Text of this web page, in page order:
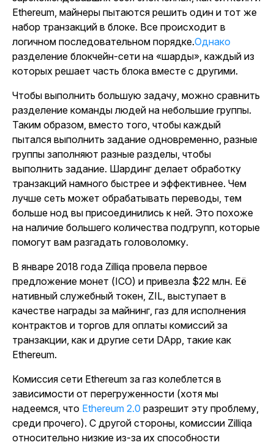
Ethereum, майнеры пытаются решить один и тот же
набор транзакций в блоке. Все происходит в
логичном последовательном порядке.Однако
разделение блокчейн-сети на «шарды», каждый из
которых решает часть блока вместе с другими.
Чтобы выполнить большую задачу, можно сравнить
разделение команды людей на небольшие группы.
Таким образом, вместо того, чтобы каждый
пытался выполнить задание одновременно, разные
группы заполняют разные разделы, чтобы
выполнить задание. Шардинг делает обработку
транзакций намного быстрее и эффективнее. Чем
лучше сеть может обрабатывать переводы, тем
больше нод вы присоединились к ней. Это похоже
на наличие большего количества подгрупп, которые
помогут вам разгадать головоломку.
В январе 2018 года Zilliqa провела первое
предложение монет (ICO) и привезла $22 млн. Её
нативный служебный токен, ZIL, выступает в
качестве награды за майнинг, газ для исполнения
контрактов и торгов для оплаты комиссий за
транзакции, как и другие сети DApp, такие как
Ethereum.
Комиссия сети Ethereum за газ колеблется в
зависимости от перегруженности (хотя мы
надеемся, что Ethereum 2.0 разрешит эту проблему,
среди прочего). С другой стороны, комиссии Zilliqa
относительно низкие из-за их способности